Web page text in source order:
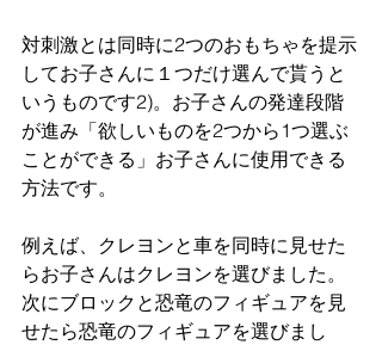
対刺激とは同時に2つのおもちゃを提示
してお子さんに１つだけ選んで貰うと
いうものです2)。お子さんの発達段階
が進み「欲しいものを2つから1つ選ぶ
ことができる」お子さんに使用できる
方法です。
例えば、クレヨンと車を同時に見せた
らお子さんはクレヨンを選びました。
次にブロックと恐竜のフィギュアを見
せたら恐竜のフィギュアを選びまし